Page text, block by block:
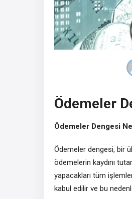
Ödemeler
Ödemeler Dengesi
Ödemeler dengesi, bir
ödemelerin kaydını
yapacakları tüm
kabul edilir ve bu